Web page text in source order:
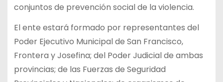
conjuntos de prevención social de la violencia.
El ente estará formado por representantes del
Poder Ejecutivo Municipal de San Francisco,
Frontera y Josefina; del Poder Judicial de ambas
provincias; de las Fuerzas de Seguridad